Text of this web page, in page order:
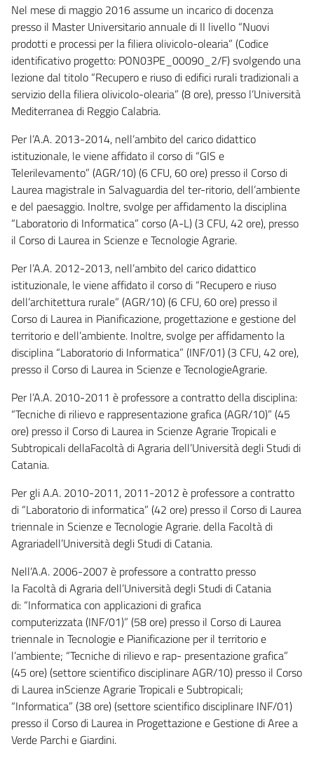
Nel mese di maggio 2016 assume un incarico di docenza
presso il Master Universitario annuale di II livello “Nuovi
prodotti e processi per la filiera olivicolo-olearia” (Codice
identificativo progetto: PON03PE_00090_2/F) svolgendo una
lezione dal titolo “Recupero e riuso di edifici rurali tradizionali a
servizio della filiera olivicolo-olearia” (8 ore), presso l’Università
Mediterranea di Reggio Calabria.
Per l’A.A. 2013-2014, nell’ambito del carico didattico
istituzionale, le viene affidato il corso di “GIS e
Telerilevamento” (AGR/10) (6 CFU, 60 ore) presso il Corso di
Laurea magistrale in Salvaguardia del ter-ritorio, dell’ambiente
e del paesaggio. Inoltre, svolge per affidamento la disciplina
“Laboratorio di Informatica” corso (A-L) (3 CFU, 42 ore), presso
il Corso di Laurea in Scienze e Tecnologie Agrarie.
Per l’A.A. 2012-2013, nell’ambito del carico didattico
istituzionale, le viene affidato il corso di “Recupero e riuso
dell’architettura rurale” (AGR/10) (6 CFU, 60 ore) presso il
Corso di Laurea in Pianificazione, progettazione e gestione del
territorio e dell’ambiente. Inoltre, svolge per affidamento la
disciplina “Laboratorio di Informatica” (INF/01) (3 CFU, 42 ore),
presso il Corso di Laurea in Scienze e TecnologieAgrarie.
Per l’A.A. 2010-2011 è professore a contratto della disciplina:
“Tecniche di rilievo e rappresentazione grafica (AGR/10)” (45
ore) presso il Corso di Laurea in Scienze Agrarie Tropicali e
Subtropicali dellaFacoltà di Agraria dell’Università degli Studi di
Catania.
Per gli A.A. 2010-2011, 2011-2012 è professore a contratto
di “Laboratorio di informatica” (42 ore) presso il Corso di Laurea
triennale in Scienze e Tecnologie Agrarie. della Facoltà di
Agrariadell’Università degli Studi di Catania.
Nell’A.A. 2006-2007 è professore a contratto presso
la Facoltà di Agraria dell’Università degli Studi di Catania
di: “Informatica con applicazioni di grafica
computerizzata (INF/01)” (58 ore) presso il Corso di Laurea
triennale in Tecnologie e Pianificazione per il territorio e
l’ambiente; “Tecniche di rilievo e rap- presentazione grafica”
(45 ore) (settore scientifico disciplinare AGR/10) presso il Corso
di Laurea inScienze Agrarie Tropicali e Subtropicali;
“Informatica” (38 ore) (settore scientifico disciplinare INF/01)
presso il Corso di Laurea in Progettazione e Gestione di Aree a
Verde Parchi e Giardini.